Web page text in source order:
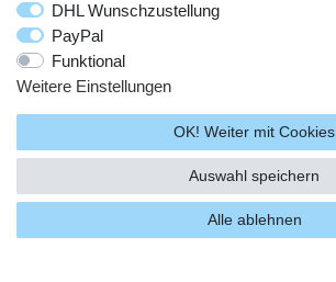
DHL Wunschzustellung
PayPal
Funktional
Weitere Einstellungen
OK! Weiter mit Cookies
Alle ablehnen
Auswahl speichern